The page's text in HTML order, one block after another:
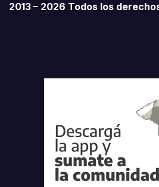
2013 – 2026 Todos los